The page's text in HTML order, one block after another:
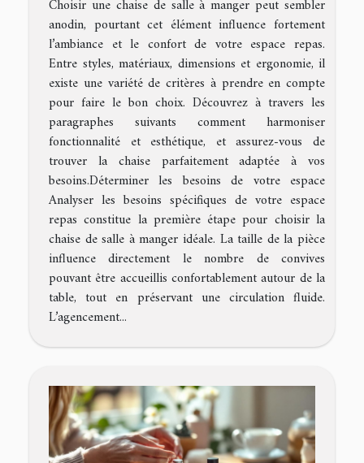
Choisir une chaise de salle à manger peut sembler
anodin, pourtant cet élément influence fortement
l’ambiance et le confort de votre espace repas.
Entre styles, matériaux, dimensions et ergonomie, il
existe une variété de critères à prendre en compte
pour faire le bon choix. Découvrez à travers les
paragraphes suivants comment harmoniser
fonctionnalité et esthétique, et assurez-vous de
trouver la chaise parfaitement adaptée à vos
besoins.Déterminer les besoins de votre espace
Analyser les besoins spécifiques de votre espace
repas constitue la première étape pour choisir la
chaise de salle à manger idéale. La taille de la pièce
influence directement le nombre de convives
pouvant être accueillis confortablement autour de la
table, tout en préservant une circulation fluide.
L’agencement...